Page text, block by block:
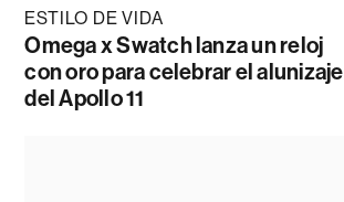
ESTILO DE VIDA
Omega x Swatch lanza un reloj
con oro para celebrar el alunizaje
del Apollo 11